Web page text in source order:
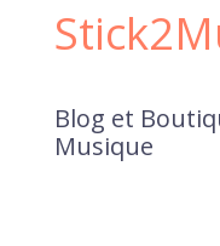
Blog et
Musique